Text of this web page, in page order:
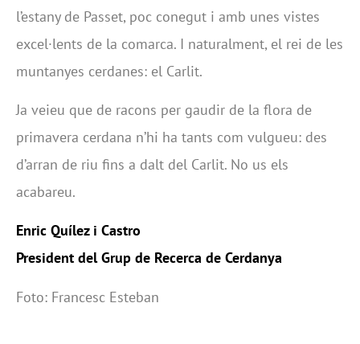
l’estany de Passet, poc conegut i amb unes vistes
excel·lents de la comarca. I naturalment, el rei de les
muntanyes cerdanes: el Carlit.
Ja veieu que de racons per gaudir de la flora de
primavera cerdana n’hi ha tants com vulgueu: des
d’arran de riu fins a dalt del Carlit. No us els
acabareu.
Enric Quílez i Castro
President del Grup de Recerca de Cerdanya
Foto: Francesc Esteban